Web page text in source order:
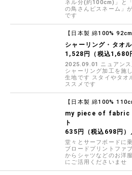
ネル分(約100cm)」と
の鳥さんピスネーム」
です
【日本製 綿100% 92cm
シャーリング・タオ
1,528円（税込1,680
2025.09.01 ニュアンス
シャーリング加工を施
生地です スタイやタオ
ススメです
【日本製 綿100%
my piece of fabric
ト
635円（税込698円）
堂々とサーフボードに
ブロードプリントファ
からシャツなどのお洋
にご活用くださいませ